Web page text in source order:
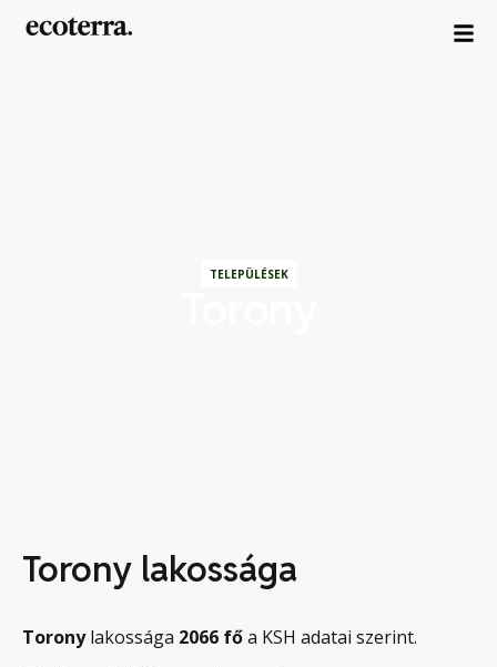
TELEPÜLÉSEK
Torony lakossága
Toronylakossága 2066 főa KSH adatai szerint.